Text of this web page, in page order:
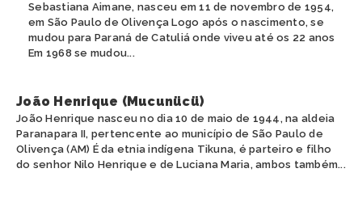
Sebastiana Aimane, nasceu em 11 de novembro de 1954,
em São Paulo de Olivença Logo após o nascimento, se
mudou para Paraná de Catuliá onde viveu até os 22 anos
Em 1968 se mudou...
João Henrique (Mucunücü)
João Henrique nasceu no dia 10 de maio de 1944, na aldeia
Paranapara II, pertencente ao município de São Paulo de
Olivença (AM) É da etnia indígena Tikuna, é parteiro e filho
do senhor Nilo Henrique e de Luciana Maria, ambos também...